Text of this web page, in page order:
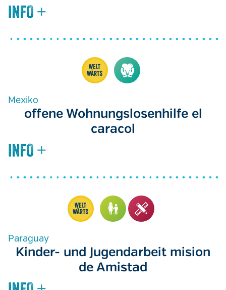
Mexiko
offene Wohnungslosenhilfe el
caracol
Paraguay
Kinder- und Jugendarbeit mision
de Amistad